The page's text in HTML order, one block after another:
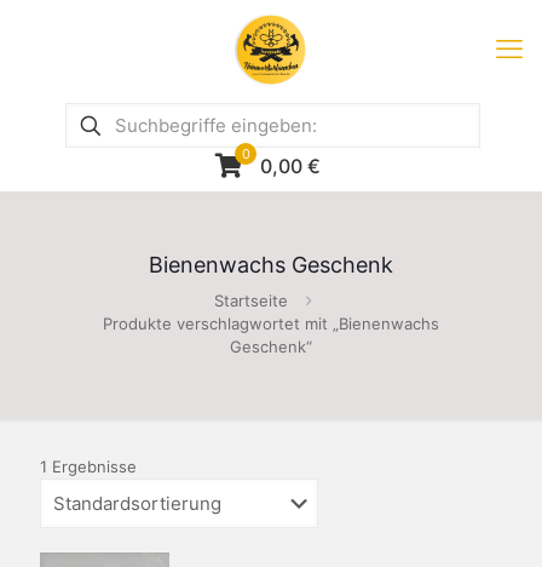
0 0,00 €
Bienenwachs Geschenk
Startseite
Produkte verschlagwortet mit „Bienenwachs
Geschenk“
1 Ergebnisse